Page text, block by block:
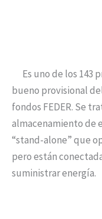
Es uno de los 143
bueno provisional
fondos FEDER. Se
almacenamiento de
“stand-alone” que
pero están
suministrar energía.